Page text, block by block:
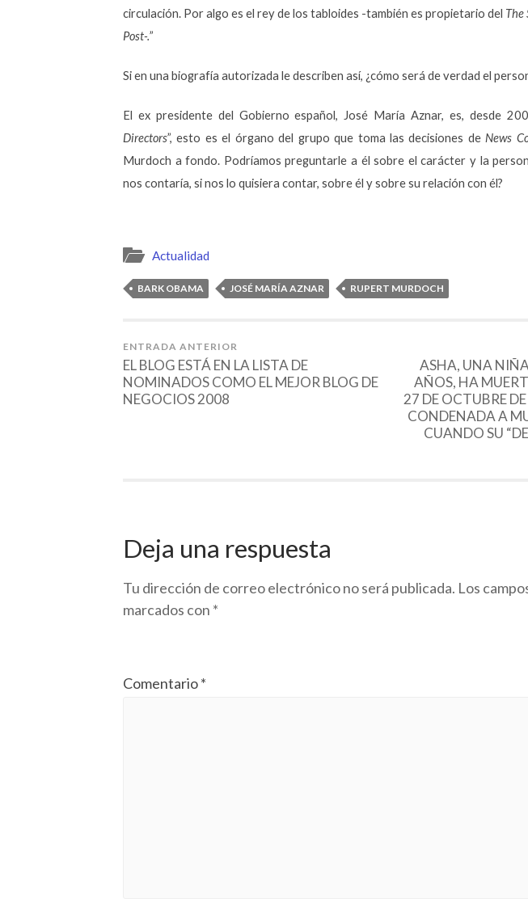
circulación. Por algo es el rey de los tabloides -también es propietario del The
Post-.”
Si en una biografía autorizada le describen así, ¿cómo será de verdad el
El ex presidente del Gobierno español, José María Aznar, es, desde
Directors”, esto es el órgano del grupo que toma las decisiones de News
Murdoch a fondo. Podríamos preguntarle a él sobre el carácter y la
nos contaría, si nos lo quisiera contar, sobre él y sobre su relación con él?
Actualidad
BARK OBAMA JOSÉ MARÍA AZNAR RUPERT MURDOCH
ENTRADA ANTERIOR
EL BLOG ESTÁ EN LA LISTA DE
NOMINADOS COMO EL MEJOR BLOG DE
NEGOCIOS 2008
ASHA, UNA
AÑOS, HA
27 DE OCTUBRE
CONDENADA A
CUANDO SU
Deja una respuesta
Tu dirección de correo electrónico no será publicada. Los
marcados con *
Comentario*